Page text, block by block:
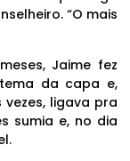
“O mais
Jaime fez
da capa e,
vezes, ligava pra
sumia e, no dia